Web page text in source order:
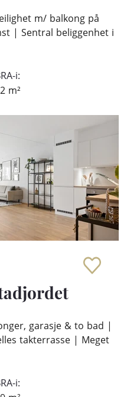
m/ balkong på
| Sentral beliggenhet i
i:
m²
garasje & to bad |
takterrasse | Meget
i: